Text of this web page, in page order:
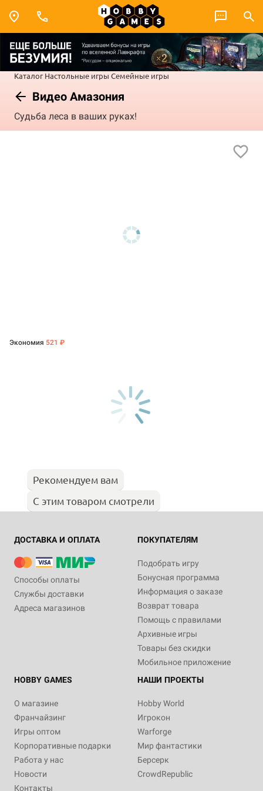
Каталог Настольные игры Семейные игры
Видео Амазония
Судьба леса в ваших руках!
Экономия 521 ₽
Рекомендуем вам
С этим товаром смотрели
ДОСТАВКА И ОПЛАТА
Способы оплаты
Службы доставки
Адреса магазинов
ПОКУПАТЕЛЯМ
Подобрать игру
Бонусная программа
Информация о заказе
Возврат товара
Помощь с правилами
Архивные игры
Товары без скидки
Мобильное приложение
HOBBY GAMES
О магазине
Франчайзинг
Игры оптом
Корпоративные подарки
Работа у нас
Новости
Контакты
НАШИ ПРОЕКТЫ
Hobby World
Игрокон
Warforge
Мир фантастики
Берсерк
CrowdRepublic